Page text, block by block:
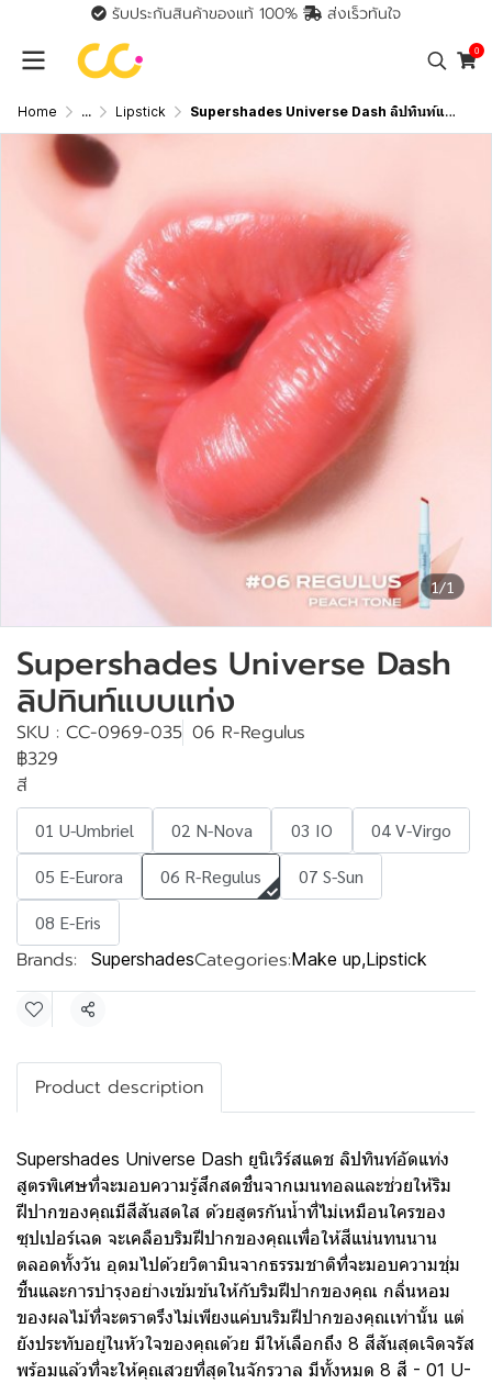
รับประกันสินค้าของแท้ 100% ส่งเร็วทันใจ
0
Home ... Lipstick Supershades Universe Dash ลิปทินท์แบบแท่ง
1/1
Supershades Universe Dash
ลิปทินท์แบบแท่ง
SKU : CC-0969-035 06 R-Regulus
฿329
สี
01 U-Umbriel 02 N-Nova 03 IO
04 V-Virgo
05 E-Eurora
06 R-Regulus
07 S-Sun
08 E-Eris
Brands: SupershadesCategories:Make up,Lipstick
Share
Product description
Supershades Universe Dash ยูนิเวิร์สแดช ลิปทินท์อัดแท่ง
สูตรพิเศษที่จะมอบความรู้สึกสดชื่นจากเมนทอลและช่วยให้ริม
ฝีปากของคุณมีสีสันสดใส ด้วยสูตรกันน้ำที่ไม่เหมือนใครของ
ซุปเปอร์เฉด จะเคลือบริมฝีปากของคุณเพื่อให้สีแน่นทนนาน
ตลอดทั้งวัน อุดมไปด้วยวิตามินจากธรรมชาติที่จะมอบความชุ่ม
ชื้นและการบำรุงอย่างเข้มข้นให้กับริมฝีปากของคุณ กลิ่นหอม
ของผลไม้ที่จะตราตรึงไม่เพียงแค่บนริมฝีปากของคุณเท่านั้น แต่
ยังประทับอยู่ในหัวใจของคุณด้วย มีให้เลือกถึง 8 สีสันสุดเจิดจรัส
พร้อมแล้วที่จะให้คุณสวยที่สุดในจักรวาล มีทั้งหมด 8 สี - 01 U-